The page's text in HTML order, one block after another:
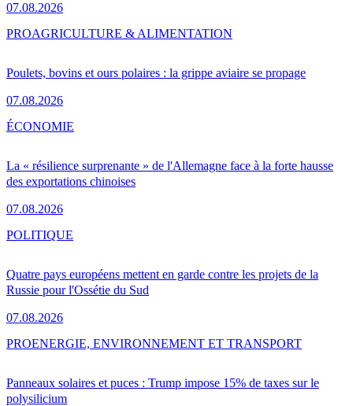
07.08.2026
Poulets, bovins et ours polaires : la grippe aviaire se propage
07.08.2026
PROAGRICULTURE & ALIMENTATION
La « résilience surprenante » de l'Allemagne face à la forte hausse
des exportations chinoises
07.08.2026
ÉCONOMIE
Quatre pays européens mettent en garde contre les projets de la
Russie pour l'Ossétie du Sud
07.08.2026
POLITIQUE
Panneaux solaires et puces : Trump impose 15% de taxes sur le
polysilicium
PROENERGIE, ENVIRONNEMENT ET TRANSPORT